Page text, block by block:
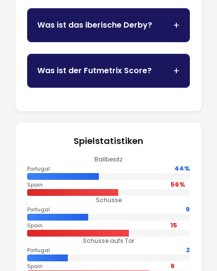
Was ist das iberische Derby?
Was ist der Futmetrix Score?
Spielstatistiken
Ballbesitz
Portugal 44%
Spain 56%
Schüsse
Portugal 9
Spain 15
Schüsse aufs Tor
Portugal 2
Spain 6